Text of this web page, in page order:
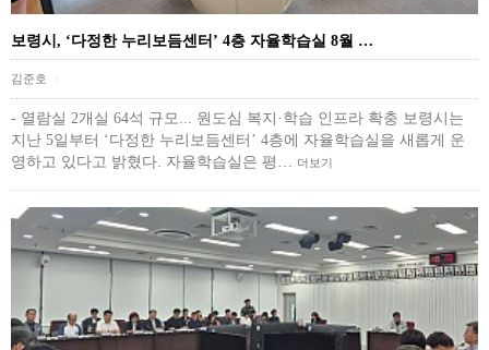
보령시, ‘다정한 누리보듬센터’ 4층 자율학습실 8월 …
김준호
- 열람실 2개실 64석 규모... 원도심 복지·학습 인프라 확충 보령시는
지난 5일부터 ‘다정한 누리보듬센터’ 4층에 자율학습실을 새롭게 운
영하고 있다고 밝혔다. 자율학습실은 평… 더보기